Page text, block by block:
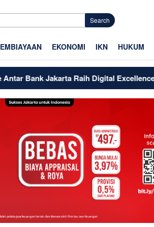
Search
EKONOMI IKN HUKUM
Raih Digital Excellence Awards 2026